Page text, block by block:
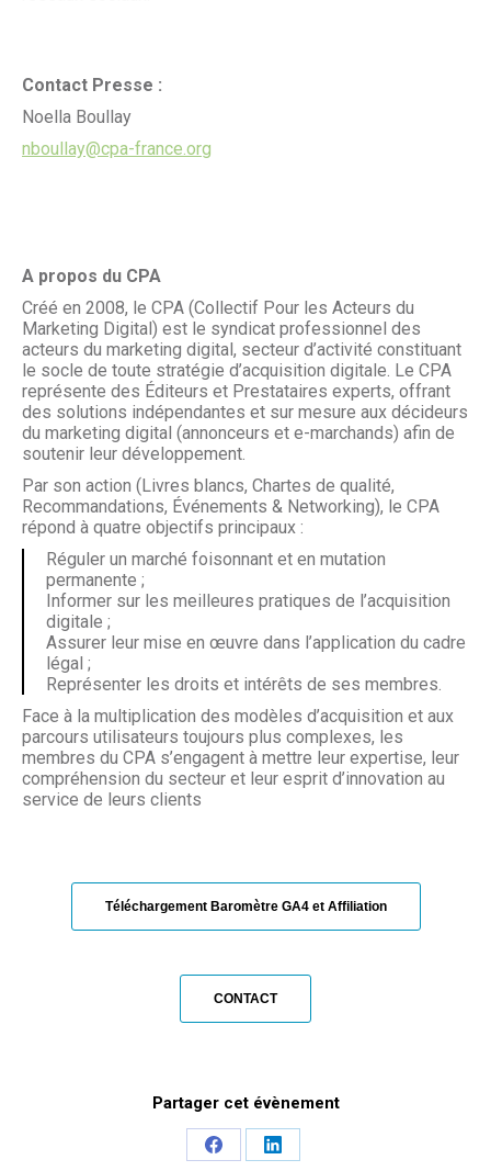
Contact Presse :
Noella Boullay
nboullay@cpa-france.org
A propos du CPA
Créé en 2008, le CPA (Collectif Pour les Acteurs du
Marketing Digital) est le syndicat professionnel des
acteurs du marketing digital, secteur d’activité constituant
le socle de toute stratégie d’acquisition digitale. Le CPA
représente des Éditeurs et Prestataires experts, offrant
des solutions indépendantes et sur mesure aux décideurs
du marketing digital (annonceurs et e-marchands) afin de
soutenir leur développement.
Par son action (Livres blancs, Chartes de qualité,
Recommandations, Événements & Networking), le CPA
répond à quatre objectifs principaux :
Réguler un marché foisonnant et en mutation
permanente ;
Informer sur les meilleures pratiques de l’acquisition
digitale ;
Assurer leur mise en œuvre dans l’application du cadre
légal ;
Représenter les droits et intérêts de ses membres.
Face à la multiplication des modèles d’acquisition et aux
parcours utilisateurs toujours plus complexes, les
membres du CPA s’engagent à mettre leur expertise, leur
compréhension du secteur et leur esprit d’innovation au
service de leurs clients
Téléchargement Baromètre GA4 et Affiliation
CONTACT
Partager cet évènement
Share
Share